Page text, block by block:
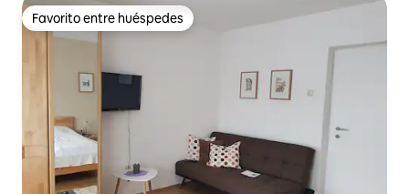
Favorito entre huéspedes
Favorito entre huéspedes